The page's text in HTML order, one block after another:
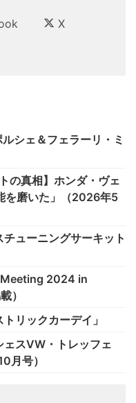
X
シェ＆フェラーリ・ミ
の真相】ホンダ・ヴェ
を磨いた」（2026年5
ューニングサーキット
Meeting 2024 in
）
リックカーデイ」
ェスVW・トレッフェ
月号）